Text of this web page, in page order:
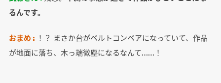
るんです。
おまめ : ！？ まさか台がベルトコンベアになっていて、作品
が地面に落ち、木っ端微塵になるなんて……！